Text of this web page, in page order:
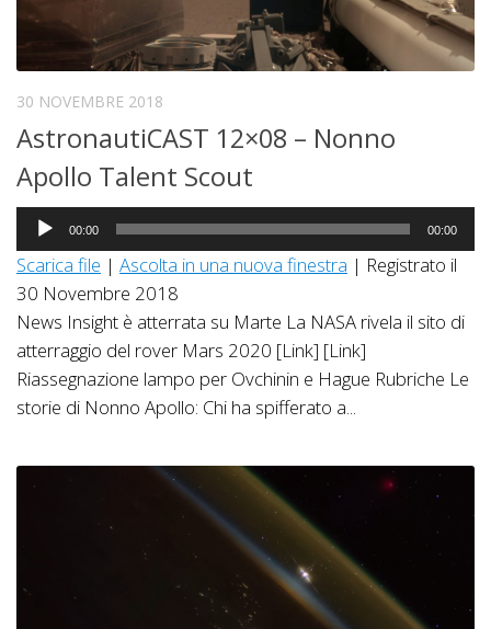
30 NOVEMBRE 2018
AstronautiCAST 12×08 – Nonno
Apollo Talent Scout
Audio
Player
00:00 00:00
Scarica file | Ascolta in una nuova finestra | Registrato il
30 Novembre 2018
News Insight è atterrata su Marte La NASA rivela il sito di
atterraggio del rover Mars 2020 [Link] [Link]
Riassegnazione lampo per Ovchinin e Hague Rubriche Le
storie di Nonno Apollo: Chi ha spifferato a...